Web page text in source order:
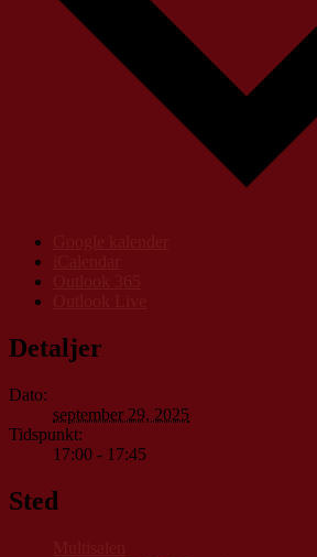
Detaljer
Dato:
september 29, 2025
Tidspunkt:
17:00 - 17:45
Sted